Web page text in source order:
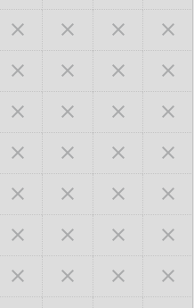
   
   
   
   
   
   
   